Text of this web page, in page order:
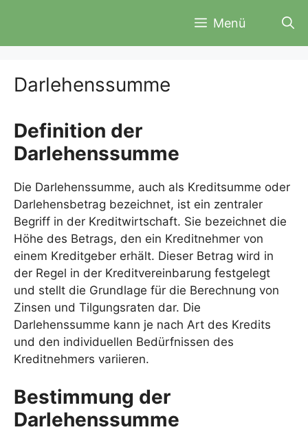
Menü
Darlehenssumme
Definition der
Darlehenssumme
Die Darlehenssumme, auch als Kreditsumme oder
Darlehensbetrag bezeichnet, ist ein zentraler
Begriff in der Kreditwirtschaft. Sie bezeichnet die
Höhe des Betrags, den ein Kreditnehmer von
einem Kreditgeber erhält. Dieser Betrag wird in
der Regel in der Kreditvereinbarung festgelegt
und stellt die Grundlage für die Berechnung von
Zinsen und Tilgungsraten dar. Die
Darlehenssumme kann je nach Art des Kredits
und den individuellen Bedürfnissen des
Kreditnehmers variieren.
Bestimmung der
Darlehenssumme